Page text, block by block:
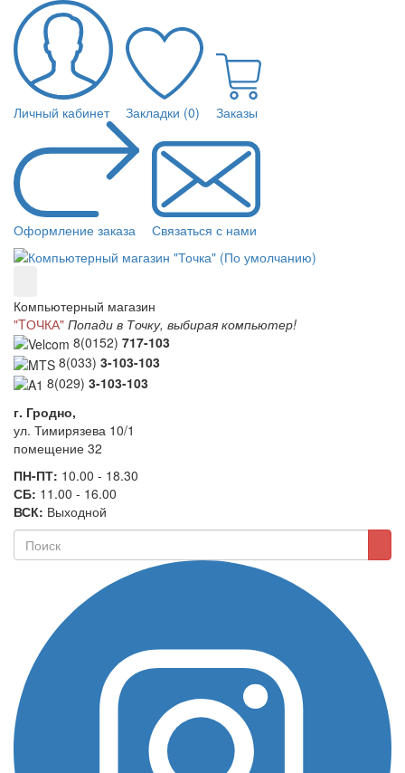
Личный кабинет Закладки (0) Заказы
Оформление заказа Связаться с нами
Компьютерный магазин
"TОЧКА" Попади в Точку, выбирая компьютер!
8(0152) 717-103
8(033) 3-103-103
8(029) 3-103-103
г. Гродно,
ул. Тимирязева 10/1
помещение 32
ПН-ПТ: 10.00 - 18.30
СБ: 11.00 - 16.00
ВСК: Выходной